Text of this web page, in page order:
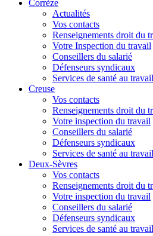
Corrèze
Actualités
Vos contacts
Renseignements droit du
Votre Inspection du travail
Conseillers du salarié
Défenseurs syndicaux
Services de santé au travail
Creuse
Vos contacts
Renseignements droit du
Votre inspection du travail
Conseillers du salarié
Défenseurs syndicaux
Services de santé au travail
Deux-Sèvres
Vos contacts
Renseignements droit du
Votre inspection du travail
Conseillers du salarié
Défenseurs syndicaux
Services de santé au travail